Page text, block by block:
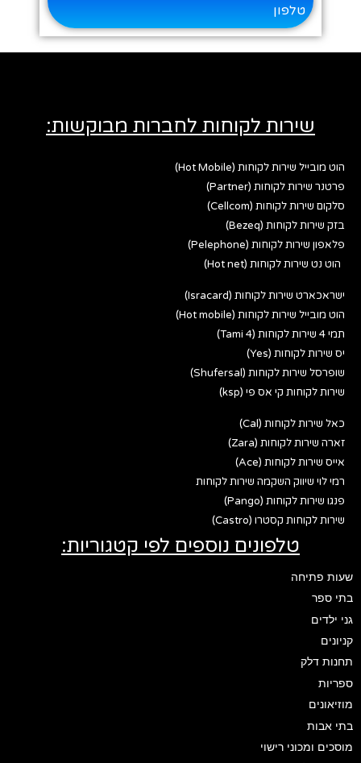
טלפון
שירות לקוחות לחברות מבוקשות:
הוט מובייל שירות לקוחות (Hot Mobile)
פרטנר שירות לקוחות (Partner)
סלקום שירות לקוחות (Cellcom)
בזק שירות לקוחות (Bezeq)
פלאפון שירות לקוחות (Pelephone)
הוט נט שירות לקוחות (Hot net)
ישראכארט שירות לקוחות (Isracard)
הוט מובייל שירות לקוחות (Hot mobile)
תמי 4 שירות לקוחות (Tami 4)
יס שירות לקוחות (Yes)
שופרסל שירות לקוחות (Shufersal)
שירות לקוחות קי אס פי (ksp)
כאל שירות לקוחות (Cal)
זארה שירות לקוחות (Zara)
אייס שירות לקוחות (Ace)
רמי לוי שיווק השקמה שירות לקוחות
פנגו שירות לקוחות (Pango)
שירות לקוחות קסטרו (Castro)
טלפונים נוספים לפי קטגוריות:
שעות פתיחה
בתי ספר
גני ילדים
קניונים
תחנות דלק
ספריות
מוזיאונים
בתי אבות
מוסכים ומכוני רישוי